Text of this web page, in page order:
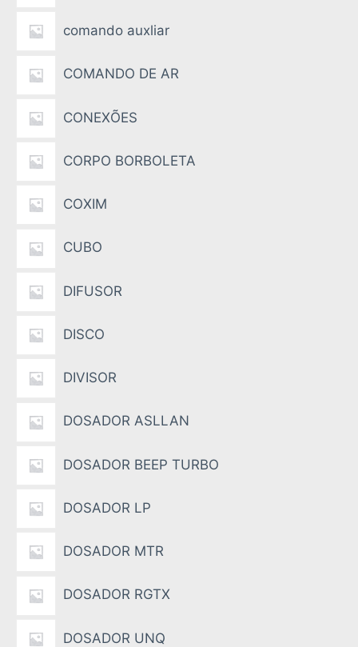
comando auxliar
COMANDO DE AR
CONEXÕES
CORPO BORBOLETA
COXIM
CUBO
DIFUSOR
DISCO
DIVISOR
DOSADOR ASLLAN
DOSADOR BEEP TURBO
DOSADOR LP
DOSADOR MTR
DOSADOR RGTX
DOSADOR UNQ